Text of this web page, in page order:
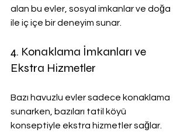
alan bu evler, sosyal imkanlar ve doğa
ile iç içe bir deneyim sunar.
4. Konaklama İmkanları ve
Ekstra Hizmetler
Bazı havuzlu evler sadece konaklama
sunarken, bazıları tatil köyü
konseptiyle ekstra hizmetler sağlar.